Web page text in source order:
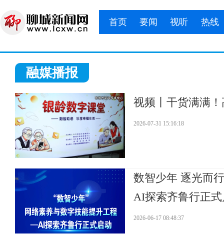
首页 要闻 视听 热线
融媒播报
视频丨干货满满
2026-07-31 15:16:18
数智少年 逐光而
AI探索齐鲁行正
2026-06-17 08:48:37